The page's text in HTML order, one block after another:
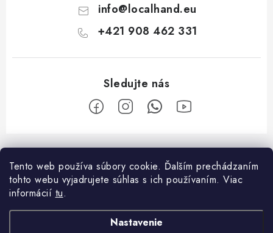
Tento web používa súbory cookie. Ďalším prechádzaním
tohto webu vyjadrujete súhlas s ich používaním. Viac
informácií tu.
Nastavenie
info@localhand.eu
+421 908 462 331
Z
á
Facebook
O nákupe